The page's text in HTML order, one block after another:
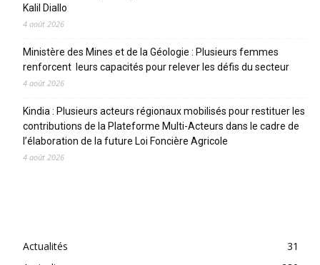
Kalil Diallo
4 août 2026
Ministère des Mines et de la Géologie : Plusieurs femmes
renforcent leurs capacités pour relever les défis du secteur
4 août 2026
Kindia : Plusieurs acteurs régionaux mobilisés pour restituer les
contributions de la Plateforme Multi-Acteurs dans le cadre de
l’élaboration de la future Loi Foncière Agricole
4 août 2026
Actualités
31